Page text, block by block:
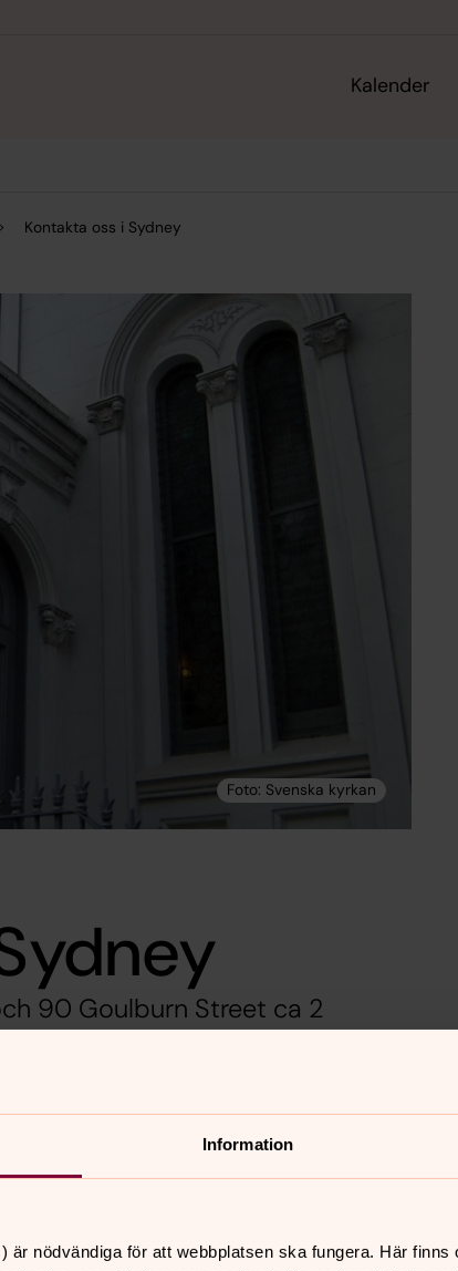
Information
är nödvändiga för att webbplatsen ska fungera. Här
Kalender
Kontakta oss i Sydney
90 Goulburn Street ca 2
Hyde Park och ca 5-10
2000
Hills NSW 2000